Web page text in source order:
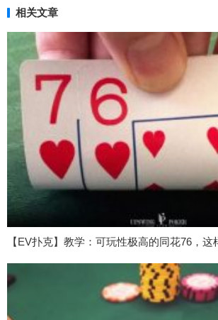
相关文章
【EV扑克】教学：可玩性极高的同花76，这